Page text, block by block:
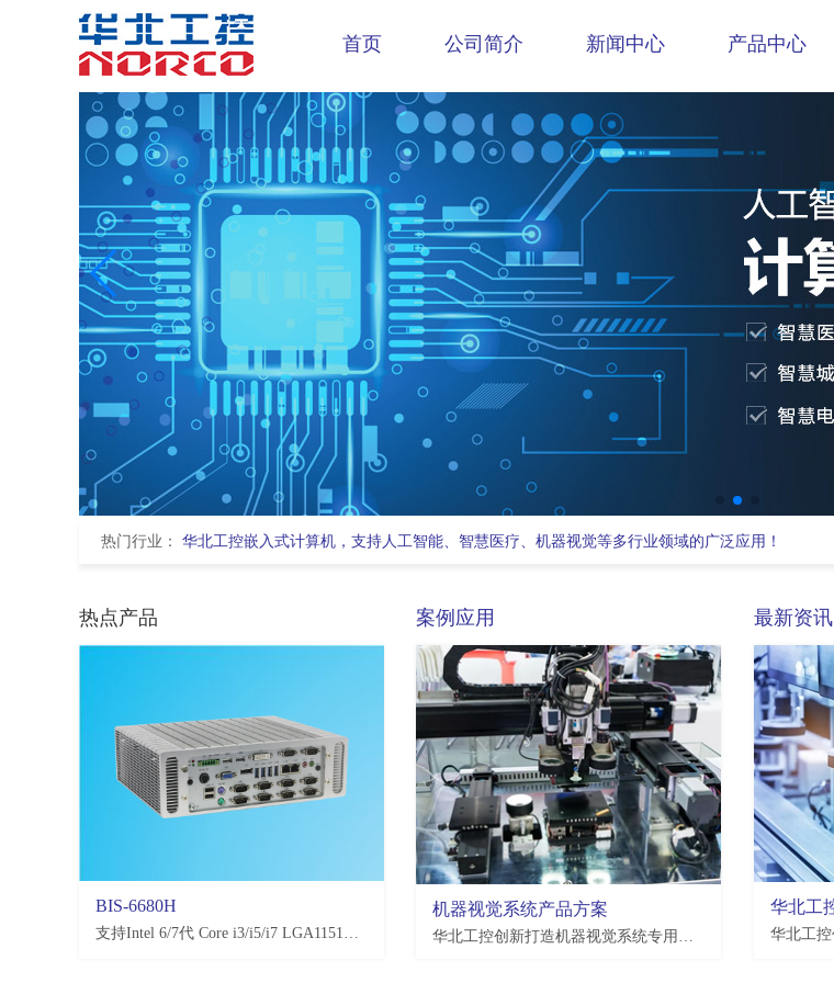
首页 公司简介 新闻中心 产品中心
热门行业： 华北工控嵌入式计算机，支持人工智能、智慧医疗、机器视觉等多行业领域的广泛应用！
热点产品
BIS-6680H
支持Intel 6/7代 Core i3/i5/i7 LGA1151处理器，H110/Q170/C236，4*USB3.0, 4*USB2.0，2-10*COM(可选)
EMB-3581
瑞芯微Rockchip RK3568 处理器,2*LAN,4*USB3.0,4*USB2.0,7*COM,3.5寸板
EMB-3512
案例应用
机器视觉系统产品方案
华北工控创新打造机器视觉系统专用工业整机
最新资讯